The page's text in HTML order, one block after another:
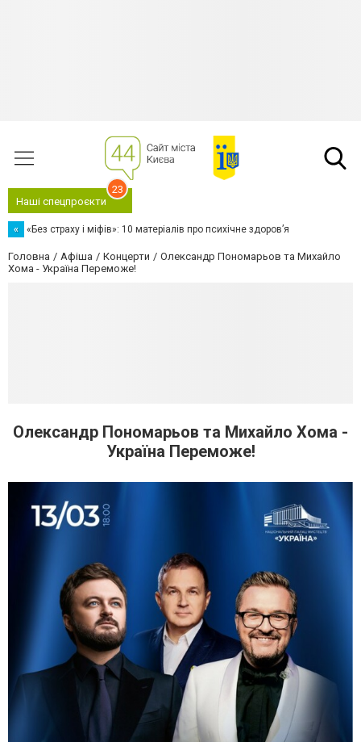
Наші спецпроєкти
23
« «Без страху і міфів»: 10 матеріалів про психічне здоров’я
Головна Афіша Концерти
Олександр Пономарьов та Михайло
Хома - Україна Переможе!
Олександр Пономарьов та Михайло Хома -
Україна Переможе!